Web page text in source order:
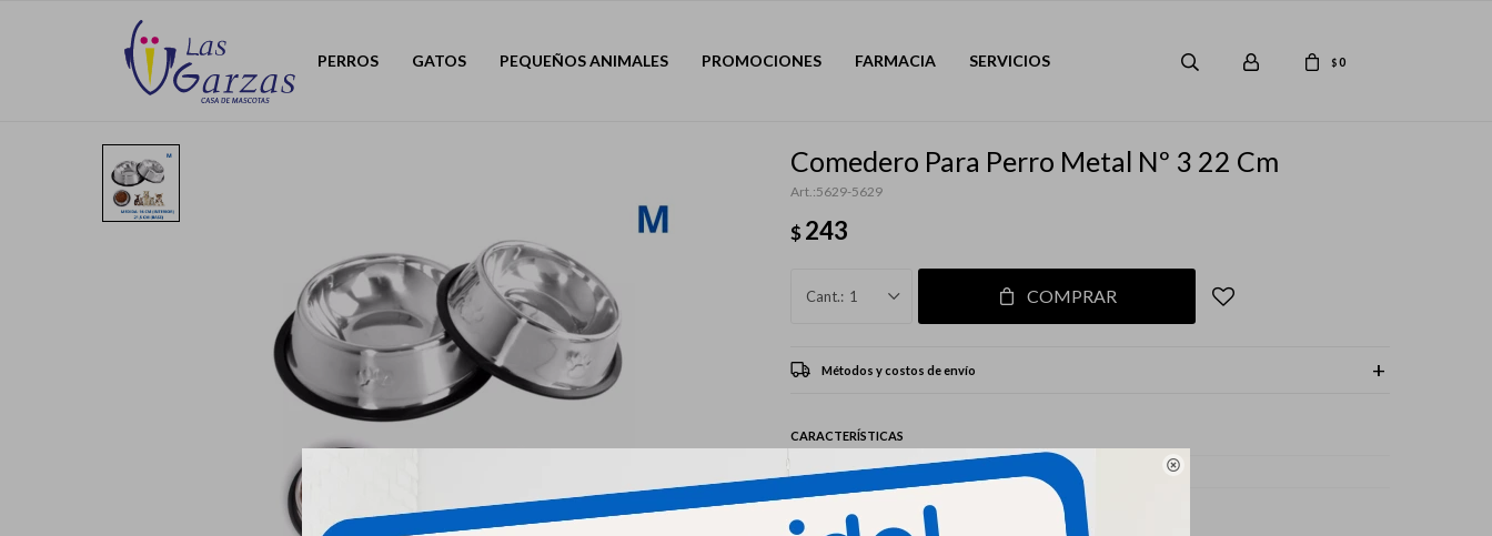

PERROS GATOS PEQUEÑOS ANIMALES PROMOCIONES FARMACIA SERVICIOS $0
Comedero Para Perro Metal Nº 3 22 Cm
5629-5629
$243
1 COMPRAR
Métodos y costos de envío
CARACTERÍSTICAS
Mascota